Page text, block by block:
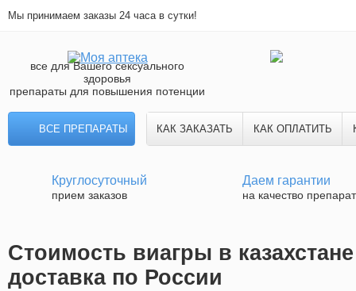
Мы принимаем заказы 24 часа в сутки!
все для Вашего сексуального
здоровья
препараты для повышения потенции
ВСЕ ПРЕПАРАТЫ КАК ЗАКАЗАТЬ КАК ОПЛАТИТЬ
Круглосуточный
прием заказов
Даем гарантии
на качество
Стоимость виагры в
доставка по России